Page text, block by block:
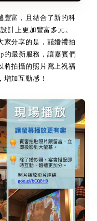
富，且結合了新的科
計上更加豐富多元。
分享的是，囍婚禮拍
的最新服務，讓嘉賓們
將拍攝的照片寫上祝福
加互動感！